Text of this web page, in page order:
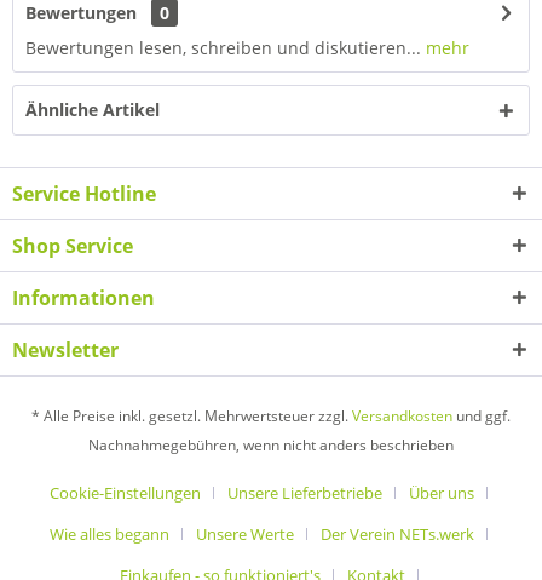
Bewertungen
0
Bewertungen lesen, schreiben und diskutieren... mehr
Ähnliche Artikel
Service Hotline
Shop Service
Informationen
Newsletter
* Alle Preise inkl. gesetzl. Mehrwertsteuer zzgl.Versandkosten und ggf.
Nachnahmegebühren, wenn nicht anders beschrieben
Cookie-Einstellungen Unsere Lieferbetriebe
Über uns
Wie alles begann
Unsere Werte
Der Verein NETs.werk
Einkaufen - so funktioniert's
Kontakt